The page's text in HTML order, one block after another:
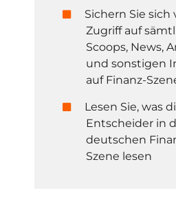
Sichern Sie sich
Zugriff auf
Scoops, News,
und sonstigen
auf Finanz-
Lesen Sie, was
Entscheider in
deutschen
Szene lesen